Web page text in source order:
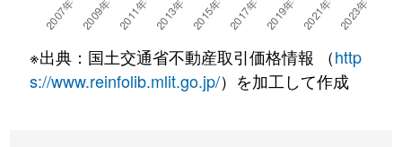
※出典：国土交通省不動産取引価格情報 （http
s://www.reinfolib.mlit.go.jp/）を加工して作成